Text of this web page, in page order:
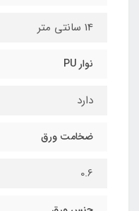
14 سانتی متر
نوار PU
دارد
ضخامت ورق
0.6